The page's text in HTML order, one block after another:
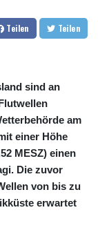
Teilen Teilen
sind an
am
einer Höhe
MESZ) einen
Die zuvor
von bis zu
erwartet